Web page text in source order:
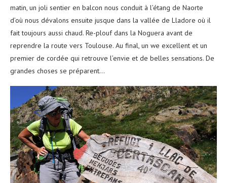
matin, un joli sentier en balcon nous conduit à l’étang de Naorte
d’où nous dévalons ensuite jusque dans la vallée de Lladore où il
fait toujours aussi chaud. Re-plouf dans la Noguera avant de
reprendre la route vers Toulouse. Au final, un we excellent et un
premier de cordée qui retrouve l’envie et de belles sensations. De
grandes choses se préparent…